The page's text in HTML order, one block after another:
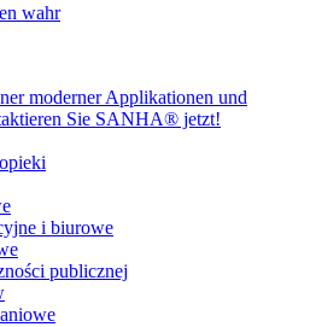
i biurowe
publicznej